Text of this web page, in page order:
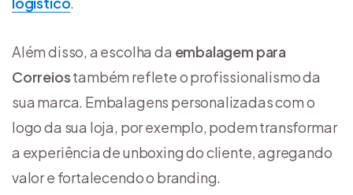
Além disso, a escolha da embalagem para
Correiostambém reflete o profissionalismo da
sua marca. Embalagens personalizadas com o
logo da sua loja, por exemplo, podem transformar
a experiência de unboxing do cliente, agregando
valor e fortalecendo o branding.